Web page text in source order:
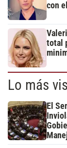
con
total
Lo más
El